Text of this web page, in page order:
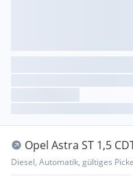
Opel Astra ST 1,5
Diesel, Automatik, gültiges